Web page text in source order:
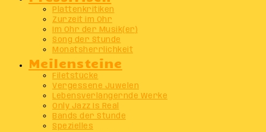
Plattenkritiken
Zurzeit im Ohr
Im Ohr der Musik(er)
Song der Stunde
Monatsherrlichkeit
Meilensteine
Filetstücke
Vergessene Juwelen
Lebensverlängernde Werke
Only Jazz Is Real
Bands der Stunde
Spezielles